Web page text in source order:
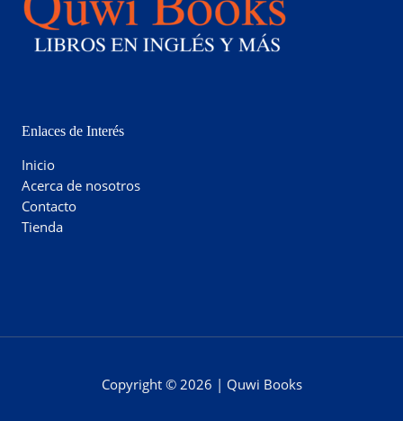
Enlaces de Interés
Inicio
Acerca de nosotros
Contacto
Tienda
Copyright © 2026 | Quwi Books